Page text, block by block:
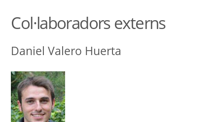
Col·laboradors externs
Daniel Valero Huerta